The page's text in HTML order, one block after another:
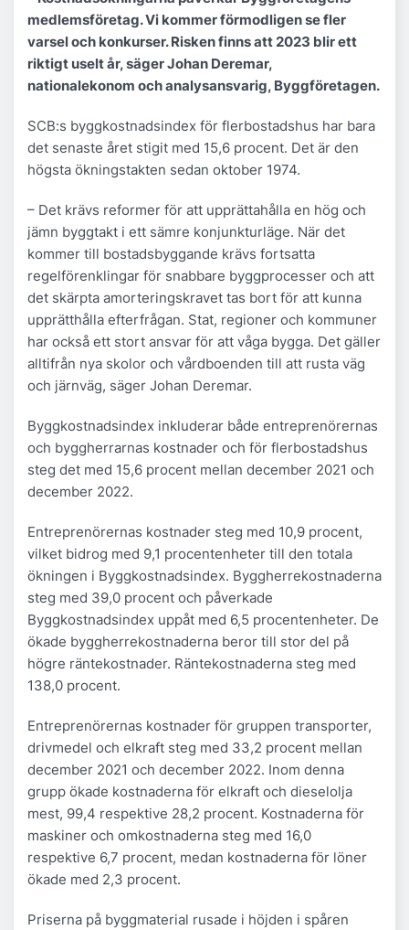
medlemsföretag. Vi kommer förmodligen se fler
varsel och konkurser. Risken finns att 2023 blir ett
riktigt uselt år, säger Johan Deremar,
nationalekonom och analysansvarig, Byggföretagen.
SCB:s byggkostnadsindex för flerbostadshus har bara
det senaste året stigit med 15,6 procent. Det är den
högsta ökningstakten sedan oktober 1974.
– Det krävs reformer för att upprättahålla en hög och
jämn byggtakt i ett sämre konjunkturläge. När det
kommer till bostadsbyggande krävs fortsatta
regelförenklingar för snabbare byggprocesser och att
det skärpta amorteringskravet tas bort för att kunna
upprätthålla efterfrågan. Stat, regioner och kommuner
har också ett stort ansvar för att våga bygga. Det gäller
alltifrån nya skolor och vårdboenden till att rusta väg
och järnväg, säger Johan Deremar.
Byggkostnadsindex inkluderar både entreprenörernas
och byggherrarnas kostnader och för flerbostadshus
steg det med 15,6 procent mellan december 2021 och
december 2022.
Entreprenörernas kostnader steg med 10,9 procent,
vilket bidrog med 9,1 procentenheter till den totala
ökningen i Byggkostnadsindex. Byggherrekostnaderna
steg med 39,0 procent och påverkade
Byggkostnadsindex uppåt med 6,5 procentenheter. De
ökade byggherrekostnaderna beror till stor del på
högre räntekostnader. Räntekostnaderna steg med
138,0 procent.
Entreprenörernas kostnader för gruppen transporter,
drivmedel och elkraft steg med 33,2 procent mellan
december 2021 och december 2022. Inom denna
grupp ökade kostnaderna för elkraft och dieselolja
mest, 99,4 respektive 28,2 procent. Kostnaderna för
maskiner och omkostnaderna steg med 16,0
respektive 6,7 procent, medan kostnaderna för löner
ökade med 2,3 procent.
Priserna på byggmaterial rusade i höjden i spåren